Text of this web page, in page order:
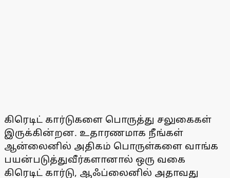
கிரெடிட் கார்டுகளை பொருத்து சலுகைகள்
இருக்கின்றன. உதாரணமாக நீங்கள்
ஆன்லைனில் அதிகம் பொருள்களை வாங்க
பயன்படுத்துவீர்களானால் ஒரு வகை
கிரெடிட் கார்டு, ஆஃப்லைனில் அதாவது